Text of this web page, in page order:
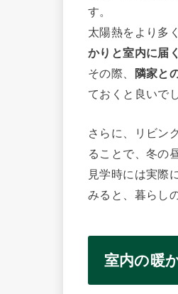
す。
太陽熱をより多
かりと室内に届
その際、
隣家と
ておくと良いで
さらに、リビン
ることで、冬の
見学時には実際
みると、暮らし
室内の暖